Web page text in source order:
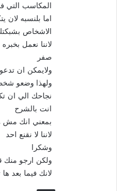
المكاسب التي
اما بلنسبه لان
الاشخاص
لاننا نعمل
صفر
ولايمكن ان
ولهذا وضعو
نجاحك الي ان
انت بالشرح
بمعني انك مش
لاننا لا نقنع احد
وشكرا
ولكن ارجو منك
لانك فيما بعد